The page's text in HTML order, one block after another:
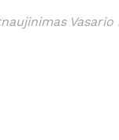
Vasario